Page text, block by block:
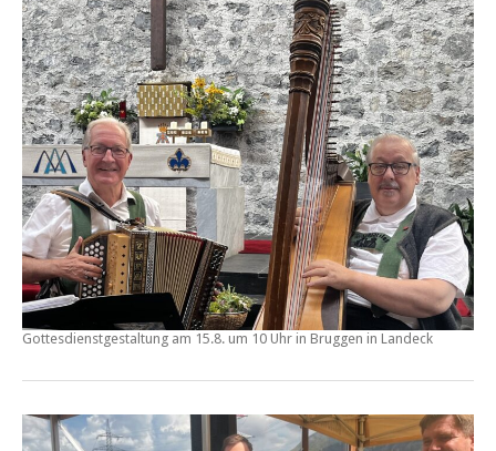
Gottesdienstgestaltung am 15.8. um 10 Uhr in Bruggen in Landeck